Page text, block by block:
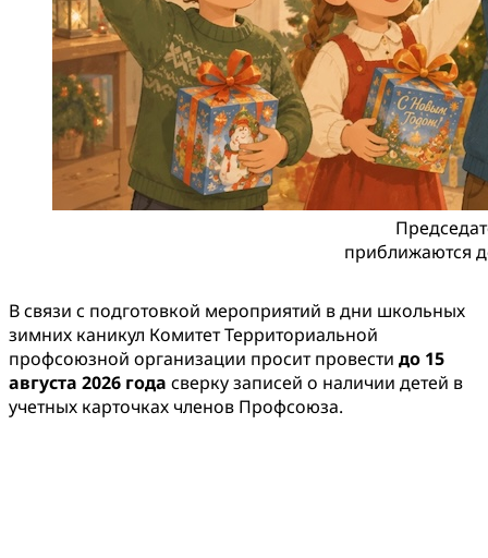
приближаются
В связи с подготовкой мероприятий в дни школьных
зимних каникул Комитет Территориальной
профсоюзной организации просит провести до 15
августа 2026 года сверку записей о наличии детей в
учетных карточках членов Профсоюза.